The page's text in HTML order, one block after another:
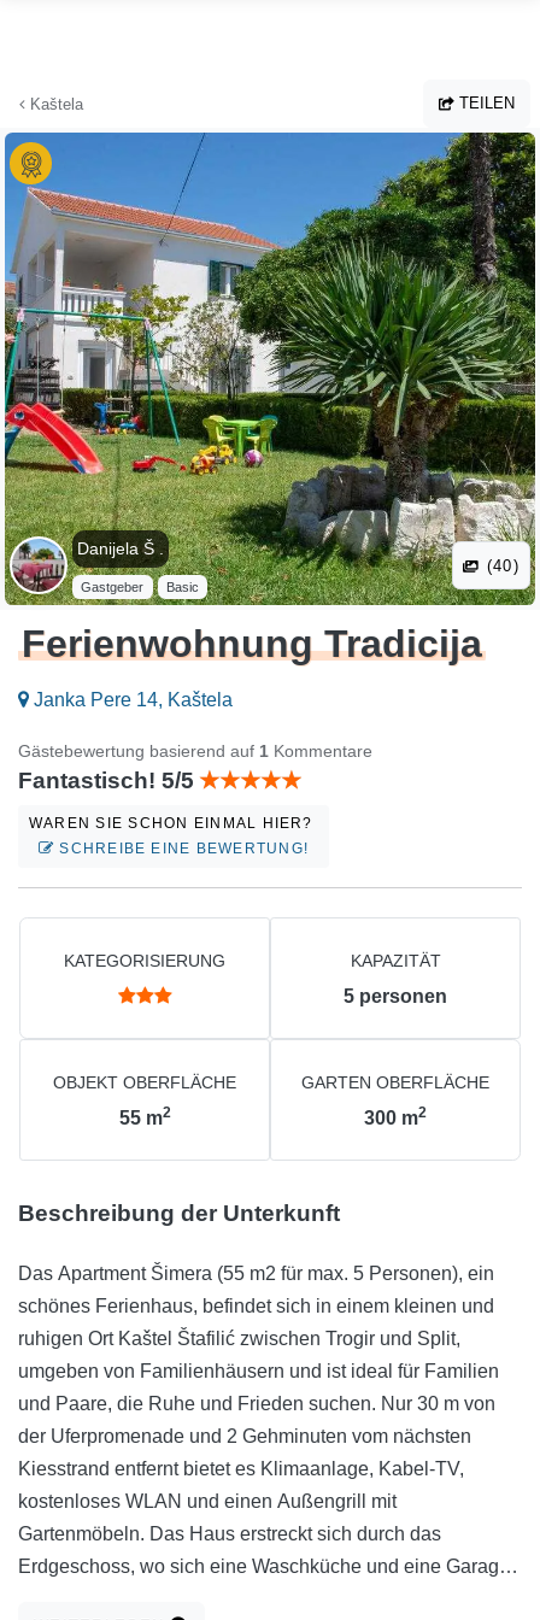
Kaštela TEILEN
Danijela Š .
Gastgeber Basic
(40)
Ferienwohnung Tradicija
Janka Pere 14, Kaštela
Gästebewertung basierend auf 1 Kommentare
Fantastisch! 5/5
WAREN SIE SCHON EINMAL HIER?
SCHREIBE EINE BEWERTUNG!
KATEGORISIERUNG KAPAZITÄT
5 personen
OBJEKT OBERFLÄCHE
55 m2
GARTEN OBERFLÄCHE
300 m2
Beschreibung der Unterkunft
Das Apartment Šimera (55 m2 für max. 5 Personen), ein
schönes Ferienhaus, befindet sich in einem kleinen und
ruhigen Ort Kaštel Štafilić zwischen Trogir und Split,
umgeben von Familienhäusern und ist ideal für Familien
und Paare, die Ruhe und Frieden suchen. Nur 30 m von
der Uferpromenade und 2 Gehminuten vom nächsten
Kiesstrand entfernt bietet es Klimaanlage, Kabel-TV,
kostenloses WLAN und einen Außengrill mit
Gartenmöbeln. Das Haus erstreckt sich durch das
Erdgeschoss, wo sich eine Waschküche und eine Garage